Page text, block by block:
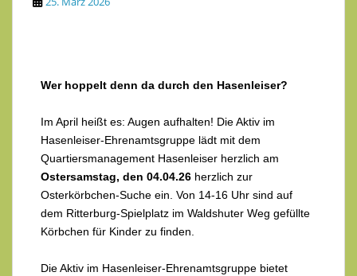
Wer hoppelt denn da durch den Hasenleiser?
Im April heißt es: Augen aufhalten! Die Aktiv im
Hasenleiser-Ehrenamtsgruppe lädt mit dem
Quartiersmanagement Hasenleiser herzlich am
Ostersamstag, den 04.04.26 herzlich zur
Osterkörbchen-Suche ein. Von 14-16 Uhr sind auf
dem Ritterburg-Spielplatz im Waldshuter Weg gefüllte
Körbchen für Kinder zu finden.
Die Aktiv im Hasenleiser-Ehrenamtsgruppe bietet